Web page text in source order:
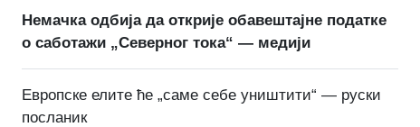
Немачка одбија да открије обавештајне податке
о саботажи „Северног тока“ — медији
Европске елите ће „саме себе уништити“ — руски
посланик